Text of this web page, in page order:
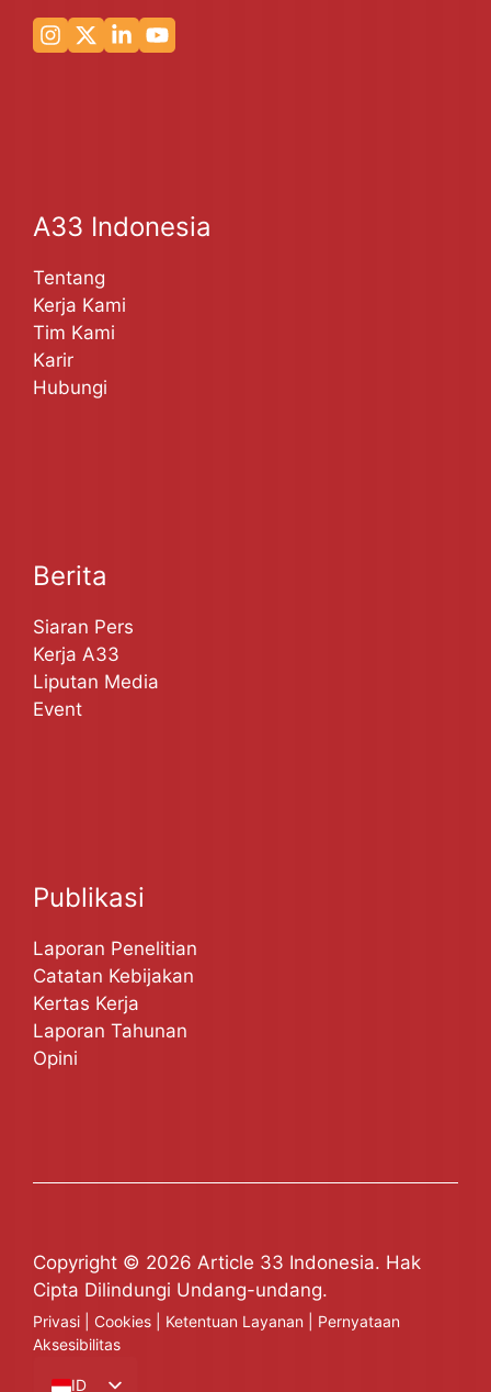
A33 Indonesia
Tentang
Kerja Kami
Tim Kami
Karir
Hubungi
Berita
Siaran Pers
Kerja A33
Liputan Media
Event
Publikasi
Laporan Penelitian
Catatan Kebijakan
Kertas Kerja
Laporan Tahunan
Opini
Copyright © 2026 Article 33 Indonesia. Hak
Cipta Dilindungi Undang-undang.
Privasi Cookies Ketentuan Layanan
Pernyataan
Aksesibilitas
ID